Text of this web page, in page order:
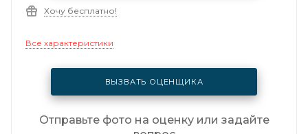
Хочу бесплатно!
Все характеристики
ВЫЗВАТЬ ОЦЕНЩИКА
Отправьте фото на оценку или задайте